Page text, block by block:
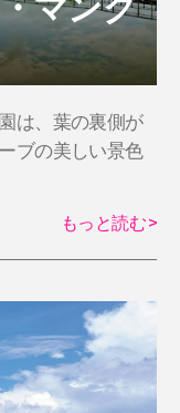
は、葉の裏側が
ブの美しい景色
もっと読む>